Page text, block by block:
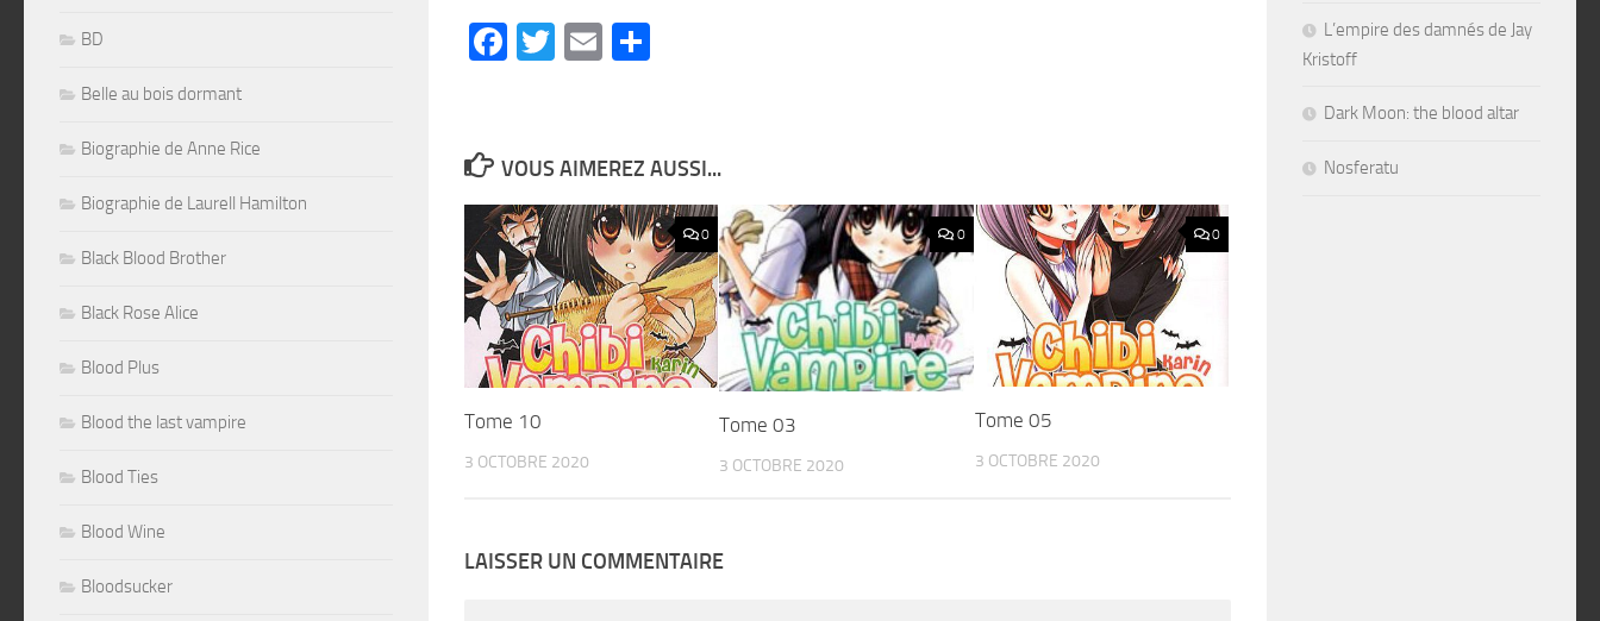
Facebook
Twitter
Email
VOUS AIMEREZ AUSSI...
0
Tome 10
3 OCTOBRE 2020
0
Tome 03
3 OCTOBRE 2020
0
Tome 05
3 OCTOBRE 2020
LAISSER UN COMMENTAIRE
BD
Belle au bois dormant
Biographie de Anne Rice
Biographie de Laurell Hamilton
Black Blood Brother
Black Rose Alice
Blood Plus
Blood the last vampire
Blood Ties
Blood Wine
Bloodsucker
L’empire des damnés de Jay
Kristoff
Dark Moon: the blood altar
Nosferatu